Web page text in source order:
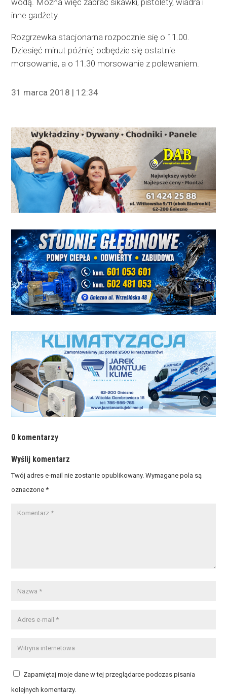
wodą. Można więc zabrać sikawki, pistolety, wiadra i
inne gadżety.
Rozgrzewka stacjonarna rozpocznie się o 11.00.
Dziesięć minut później odbędzie się ostatnie
morsowanie, a o 11.30 morsowanie z polewaniem.
31 marca 2018 | 12:34
0 komentarzy
Wyślij komentarz
Twój adres e-mail nie zostanie opublikowany. Wymagane pola są
oznaczone*
Zapamiętaj moje dane w tej przeglądarce podczas pisania
kolejnych komentarzy.